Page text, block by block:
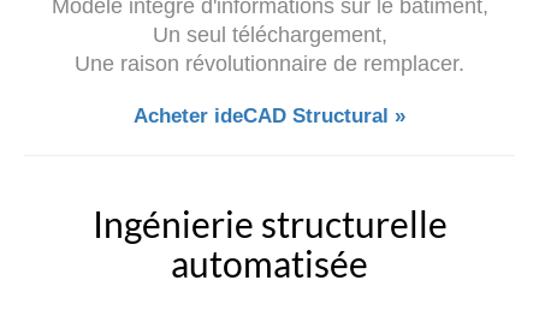
Modèle intégré d'informations sur le bâtiment,
Un seul téléchargement,
Une raison révolutionnaire de remplacer.
Acheter ideCAD Structural »
Ingénierie structurelle
automatisée